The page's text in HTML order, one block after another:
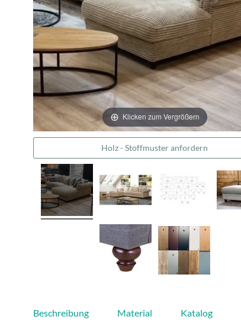
Klicken zum Vergrößern
Holz - Stoffmuster anfordern
Beschreibung Material Katalog